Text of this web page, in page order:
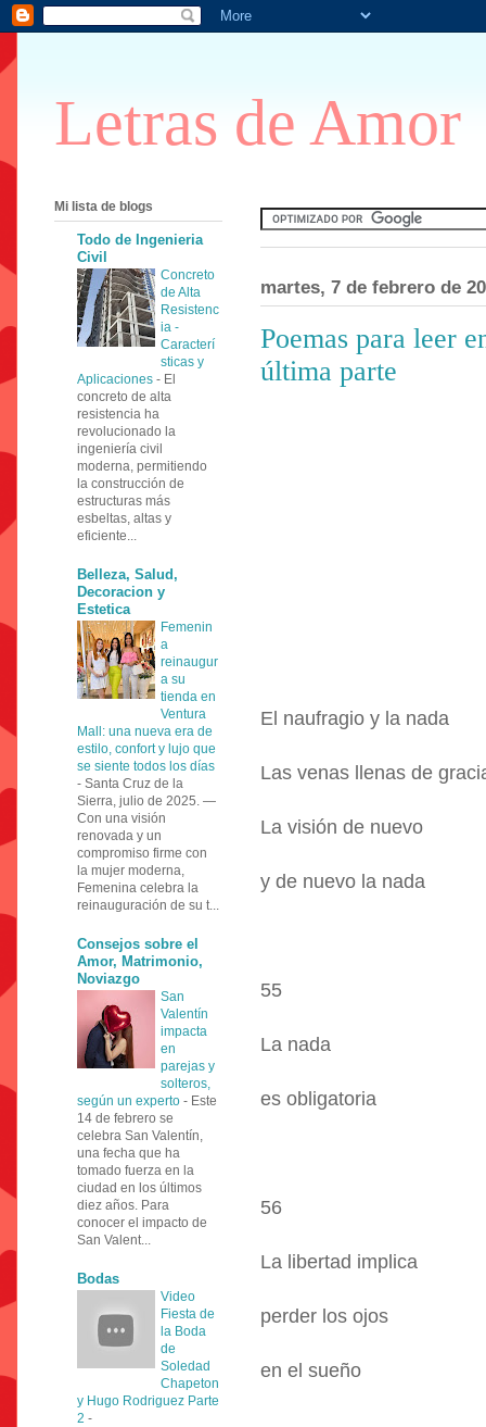
Letras de Amor
martes, 7 de febrero de
Poemas para leer
última parte
El naufragio y la nada
Las venas llenas de
La visión de nuevo
y de nuevo la nada
55
La nada
es obligatoria
56
La libertad implica
perder los ojos
en el sueño
Mi lista de blogs
Todo de Ingenieria
Civil
Concreto
de Alta
Resistenc
ia -
Caracterí
sticas y
Aplicaciones - El
concreto de alta
resistencia ha
revolucionado la
ingeniería civil
moderna, permitiendo
la construcción de
estructuras más
esbeltas, altas y
eficiente...
Belleza, Salud,
Decoracion y
Estetica
Femenin
a
reinaugur
a su
tienda en
Ventura
Mall: una nueva era de
estilo, confort y lujo que
se siente todos los días
- Santa Cruz de la
Sierra, julio de 2025. —
Con una visión
renovada y un
compromiso firme con
la mujer moderna,
Femenina celebra la
reinauguración de su t...
Consejos sobre el
Amor, Matrimonio,
Noviazgo
San
Valentín
impacta
en
parejas y
solteros,
según un experto - Este
14 de febrero se
celebra San Valentín,
una fecha que ha
tomado fuerza en la
ciudad en los últimos
diez años. Para
conocer el impacto de
San Valent...
Bodas
Video
Fiesta de
la Boda
de
Soledad
Chapeton
y Hugo Rodriguez Parte
2 -